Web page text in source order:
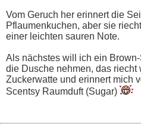
Vom Geruch her erinnert die
Pflaumenkuchen, aber sie
einer leichten sauren Note.
Als nächstes will ich ein
die Dusche nehmen, das riecht
Zuckerwatte und erinnert mich
Scentsy Raumduft (Sugar)